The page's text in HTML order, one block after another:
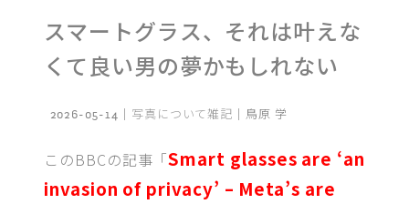
最近の写真集など
記憶について
スマートグラス、それは叶えな
くて良い男の夢かもしれない
2026-05-14｜ 写真について雑記 ｜鳥原 学
このBBCの記事「Smart glasses are ‘an
invasion of privacy’ – Meta’s are